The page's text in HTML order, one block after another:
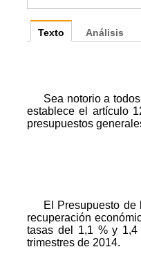
Texto
Sea notorio a
establece el artículo
presupuestos
El Presupuesto
recuperación
tasas del 1,1 % y 1,4
trimestres de 2014.
Análisis